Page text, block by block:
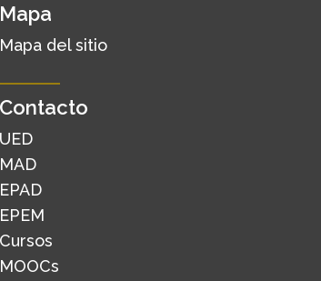
Mapa
Mapa del sitio
Contacto
UED
MAD
EPAD
EPEM
Cursos
MOOCs